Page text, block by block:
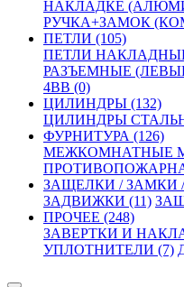
НАКЛАДКЕ
РУЧКА+ЗАМОК
ПЕТЛИ (105)
ПЕТЛИ НАКЛАДНЫЕ
РАЗЪЕМНЫЕ
4BB (0)
ЦИЛИНДРЫ (132)
ЦИЛИНДРЫ
ФУРНИТУРА (126)
МЕЖКОМНАТНЫЕ
ЗАЩЕЛКИ / ЗАМКИ
ЗАДВИЖКИ (11)
ПРОЧЕЕ (248)
ЗАВЕРТКИ И
УПЛОТНИТЕЛИ (7)